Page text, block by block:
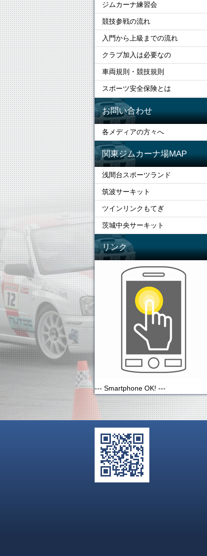
ジムカーナ練習会
競技参戦の流れ
入門から上級までの流れ
クラブ加入は必要なの
車両規則・競技規則
スポーツ安全保険とは
お問い合わせ
各メディアの方々へ
関東ジムカーナ場MAP
浅間台スポーツランド
筑波サーキット
ツインリンクもてぎ
茨城中央サーキット
リンク
--- Smartphone OK! ---